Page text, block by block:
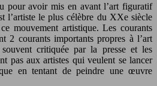
pour avoir mis en avant l’art figuratif
l’artiste le plus célèbre du XXe siècle
mouvement artistique. Les courants
2 courants importants propres à l’art
critiquée par la presse et les
pas aux artistes qui veulent se lancer
en tentant de peindre une œuvre